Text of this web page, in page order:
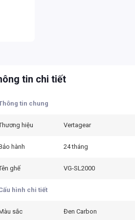
tin chi tiết
tin chung
hiệu Vertagear
hành 24 tháng
ghế VG-SL2000
hình chi tiết
sắc Đen Carbon